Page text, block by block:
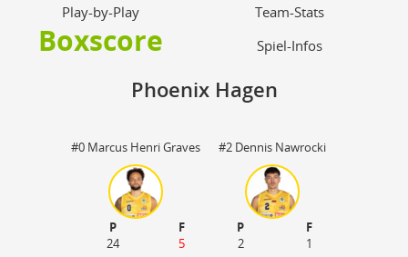
Play-by-Play Team-Stats
Boxscore Spiel-Infos
Phoenix Hagen
#0 Marcus Henri Graves
P
F
24
5
#2 Dennis Nawrocki
P
F
2
1